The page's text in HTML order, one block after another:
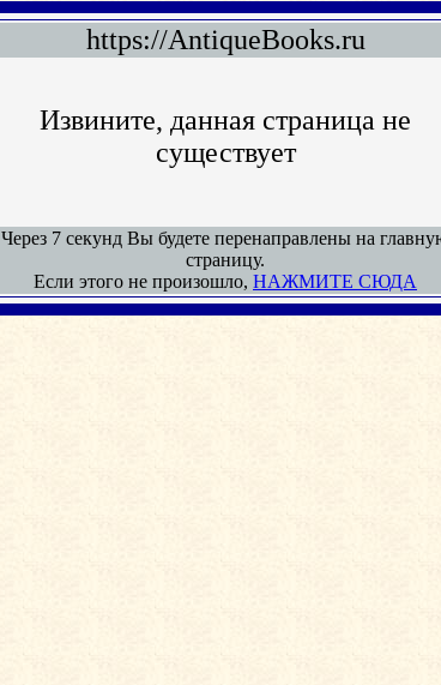
https://AntiqueBooks.ru
Извините, данная страница не
существует
Через 7 секунд Вы будете перенаправлены на
страницу.
Если этого не произошло, НАЖМИТЕ СЮДА